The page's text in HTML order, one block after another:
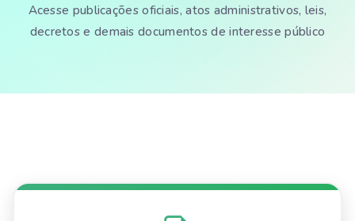
Acesse publicações oficiais, atos administrativos, leis,
decretos e demais documentos de interesse público